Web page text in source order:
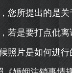
所提出的是关
若是要打点仳
照片是如何进